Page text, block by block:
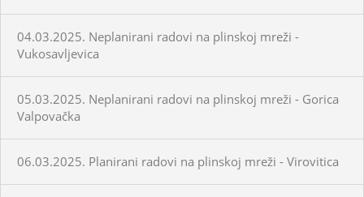
04.03.2025. Neplanirani radovi na plinskoj mreži -
Vukosavljevica
05.03.2025. Neplanirani radovi na plinskoj mreži - Gorica
Valpovačka
06.03.2025. Planirani radovi na plinskoj mreži - Virovitica